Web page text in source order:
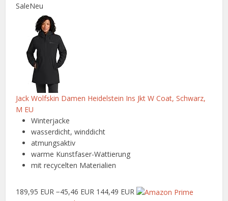
SaleNeu
Jack Wolfskin Damen Heidelstein Ins Jkt W Coat, Schwarz,
M EU
Winterjacke
wasserdicht, winddicht
atmungsaktiv
warme Kunstfaser-Wattierung
mit recycelten Materialien
189,95 EUR −45,46 EUR 144,49 EUR